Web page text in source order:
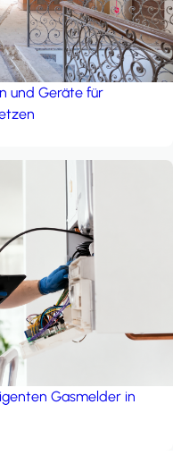
und Geräte für
Gasmelder in